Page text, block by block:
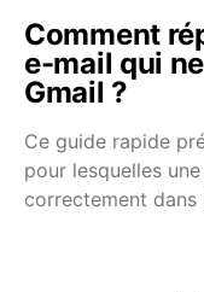
Comment
e-mail qui
Gmail ?
Ce guide rapide
pour lesquelles
correctement dans